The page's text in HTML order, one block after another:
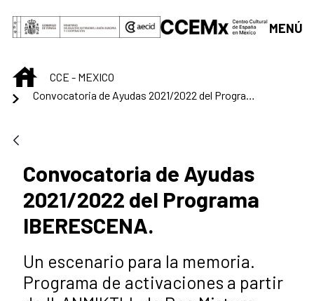
Saltar al contenido principal
MENÚ
INICIOCCE - MEXICO
Convocatoria de Ayudas 2021/2022 del Programa IBERESCENA.
Convocatoria de Ayudas
2021/2022 del Programa
IBERESCENA.
Un escenario para la memoria.
Programa de activaciones a partir